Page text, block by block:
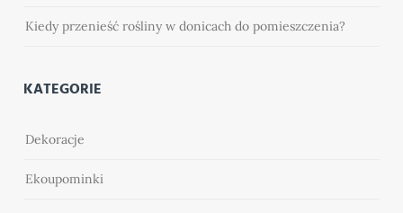
Kiedy przenieść rośliny w donicach do pomieszczenia?
KATEGORIE
Dekoracje
Ekoupominki